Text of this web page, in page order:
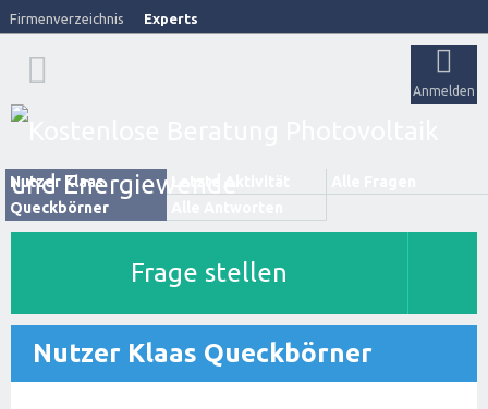
Firmenverzeichnis Experts
Anmelden
Nutzer Klaas
Queckbörner
Frage stellen
Nutzer Klaas Queckbörner